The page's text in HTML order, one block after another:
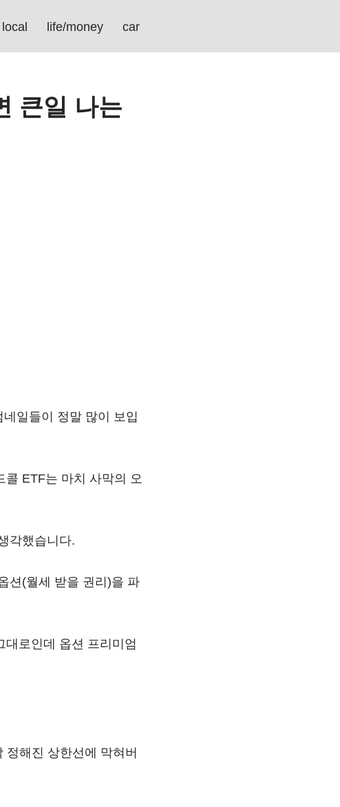
local life/money car
큰일 나는
일들이 정말 많이 보입
콜 ETF는 마치 사막의 오
각했습니다.
션(월세 받을 권리)을 파
대로인데 옵션 프리미엄
해진 상한선에 막혀버